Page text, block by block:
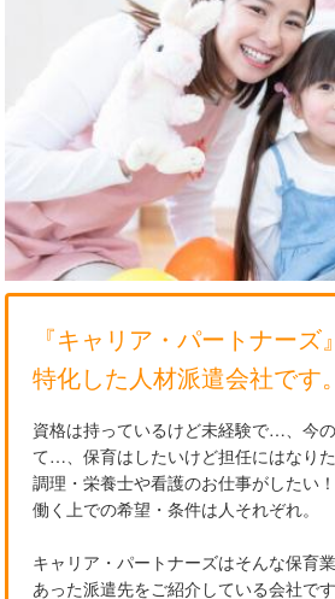
『キャリア・パートナーズ
特化した人材派遣会社です。
資格は持っているけど未経験で…、今
て…、保育はしたいけど担任にはなり
調理・栄養士や看護のお仕事がしたい
働く上での希望・条件は人それぞれ。
キャリア・パートナーズはそんな保育
あった派遣先をご紹介している会社です